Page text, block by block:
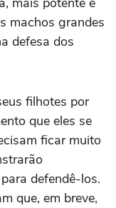
machos grandes
defesa dos
filhotes por
que eles se
ficar muito
defendê-los.
que, em breve,